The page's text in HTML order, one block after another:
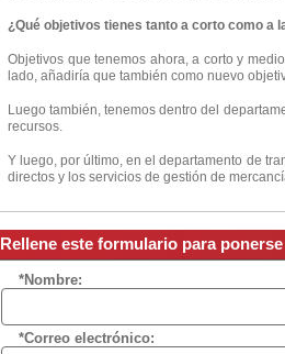
¿Qué objetivos tienes tanto a corto como a
Objetivos que tenemos ahora, a corto y
lado, añadiría que también como nuevo
Luego también, tenemos dentro del
recursos.
Y luego, por último, en el departamento de
directos y los servicios de gestión de
Rellene este formulario para
*Nombre:
*Correo electrónico: